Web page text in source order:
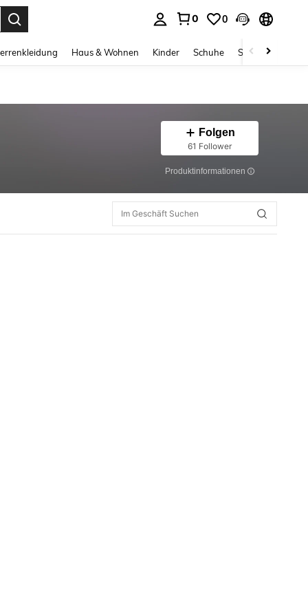
0 0
Haus & Wohnen Kinder Schuhe Schmuck &
Folgen
61 Follower
Produktinformationen